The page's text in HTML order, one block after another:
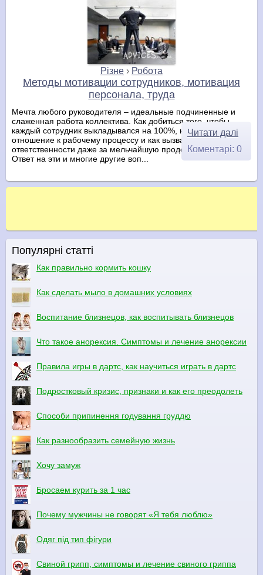
Різне › Робота
Методы мотивации сотрудников, мотивация
персонала, труда
Мечта любого руководителя – идеальные подчиненные и
слаженная работа коллектива. Как добиться того, чтобы
каждый сотрудник выкладывался на 100%, как повлиять на
отношение к рабочему процессу и как вызвать чувство
ответственности даже за мельчайшую проделанную работу?
Ответ на эти и многие другие воп...
Читати далі
Коментарі: 0
Популярні статті
Как правильно кормить кошку
Как сделать мыло в домашних условиях
Воспитание близнецов, как воспитывать близнецов
Что такое анорексия. Симптомы и лечение анорексии
Правила игры в дартс, как научиться играть в дартс
Подростковый кризис, признаки и как его преодолеть
Способи припинення годування груддю
Как разнообразить семейную жизнь
Хочу замуж
Бросаем курить за 1 час
Почему мужчины не говорят «Я тебя люблю»
Одяг під тип фігури
Свиной грипп, симптомы и лечение свиного гриппа